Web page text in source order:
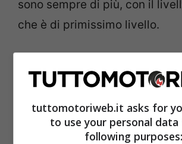
sono sempre di più, con il
che è di primissimo livello.
tuttomotoriweb.it asks for
to use your personal
following purposes: